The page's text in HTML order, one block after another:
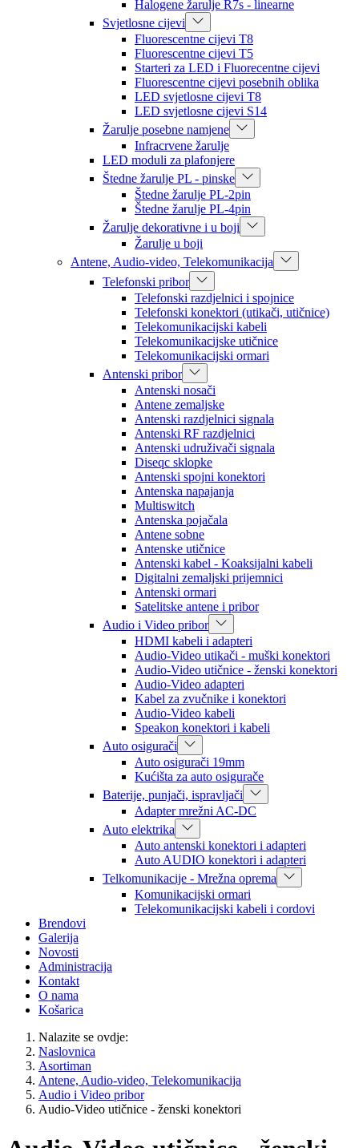
Halogene žarulje R7s - linearne
Svjetlosne cijevi
Fluorescentne cijevi T8
Fluorescentne cijevi T5
Starteri za LED i Fluorecentne cijevi
Fluorescentne cijevi posebnih oblika
LED svjetlosne cijevi T8
LED svjetlosne cijevi S14
Žarulje posebne namjene
Infracrvene žarulje
LED moduli za plafonjere
Štedne žarulje PL - pinske
Štedne žarulje PL-2pin
Štedne žarulje PL-4pin
Žarulje dekorativne i u boji
Žarulje u boji
Antene, Audio-video, Telekomunikacija
Telefonski pribor
Telefonski razdjelnici i spojnice
Telefonski konektori (utikači, utičnice)
Telekomunikacijski kabeli
Telekomunikacijske utičnice
Telekomunikacijski ormari
Antenski pribor
Antenski nosači
Antene zemaljske
Antenski razdjelnici signala
Antenski RF razdjelnici
Antenski udruživači signala
Diseqc sklopke
Antenski spojni konektori
Antenska napajanja
Multiswitch
Antenska pojačala
Antene sobne
Antenske utičnice
Antenski kabel - Koaksijalni kabeli
Digitalni zemaljski prijemnici
Antenski ormari
Satelitske antene i pribor
Audio i Video pribor
HDMI kabeli i adapteri
Audio-Video utikači - muški konektori
Audio-Video utičnice - ženski konektori
Audio-Video adapteri
Kabel za zvučnike i konektori
Audio-Video kabeli
Speakon konektori i kabeli
Auto osigurači
Auto osigurači 19mm
Kućišta za auto osigurače
Baterije, punjači, ispravljači
Adapter mrežni AC-DC
Auto elektrika
Auto antenski konektori i adapteri
Auto AUDIO konektori i adapteri
Telkomunikacije - Mrežna oprema
Komunikacijski ormari
Telekomunikacijski kabeli i cordovi
Brendovi
Galerija
Novosti
Administracija
Kontakt
O nama
Košarica
Nalazite se ovdje:
Naslovnica
Asortiman
Antene, Audio-video, Telekomunikacija
Audio i Video pribor
Audio-Video utičnice - ženski konektori